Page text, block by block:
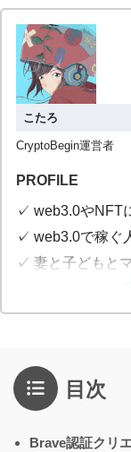
こたろ
CryptoBegin運営者
PROFILE
✓ web3.0やNFT
✓ web3.0で稼ぐ
✓ 妻と子どもと
目次
Brave認証クリ